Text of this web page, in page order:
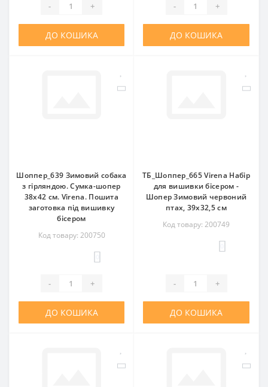
- +
ДО КОШИКА
- +
ДО КОШИКА
Шоппер_639 Зимовий собака
з гірляндою. Сумка-шопер
38х42 см. Virena. Пошита
заготовка під вишивку
бісером
Код товару: 200750
- +
ДО КОШИКА
ТБ_Шоппер_665 Virena Набір
для вишивки бісером -
Шопер Зимовий червоний
птах, 39x32,5 см
Код товару: 200749
- +
ДО КОШИКА